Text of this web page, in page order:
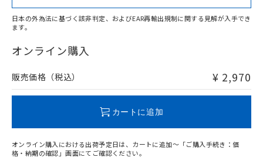
在庫等で未対応品が混在する可能性があります。
問い合わせください。
日本の外為法に基づく該非判定、およびEAR再輸出規制に関する見解が入手でき
ます。
オンライン購入
販売価格（税込） ¥ 2,970
カートに追加
オンライン購入における出荷予定日は、カートに追加～「ご購入手続き：価
格・納期の確認」画面にてご確認ください。